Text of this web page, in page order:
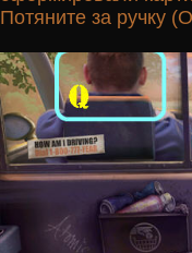
Потяните за ручку